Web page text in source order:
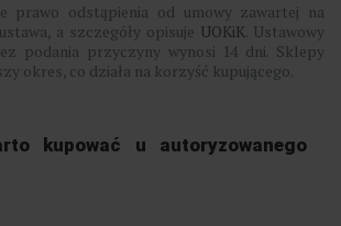
prawo odstąpienia od umowy zawartej na
a szczegóły opisuje UOKiK. Ustawowy
podania przyczyny wynosi 14 dni. Sklepy
okres, co działa na korzyść kupującego.
kupować u autoryzowanego